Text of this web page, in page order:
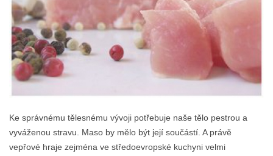
Ke správnému tělesnému vývoji potřebuje naše tělo pestrou a
vyváženou stravu. Maso by mělo být její součástí. A právě
vepřové hraje zejména ve středoevropské kuchyni velmi